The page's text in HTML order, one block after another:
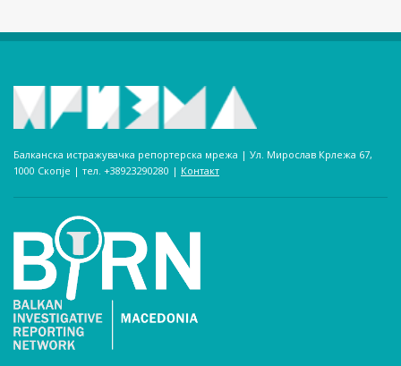
Балканска истражувачка репортерска мрежа | Ул. Мирослав Крлежа 67,
1000 Скопје | тел. +38923290280­ | Контакт